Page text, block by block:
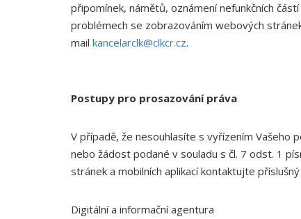
připomínek, námětů, oznámení nefunkčních
problémech se zobrazováním webových
mail kancelarclk@clkcr.cz.
Postupy pro prosazování práva
V případě, že nesouhlasíte s vyřízením Vašeho
nebo žádost podané v souladu s čl. 7 odst. 1
stránek a mobilních aplikací kontaktujte
Digitální a informační agentura